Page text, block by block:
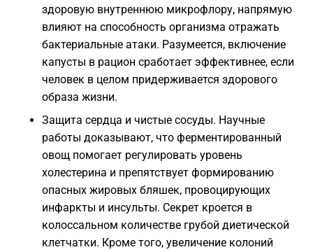
здоровую внутреннюю микрофлору, напрямую
влияют на способность организма отражать
бактериальные атаки. Разумеется, включение
капусты в рацион сработает эффективнее, если
человек в целом придерживается здорового
образа жизни.
Защита сердца и чистые сосуды. Научные
работы доказывают, что ферментированный
овощ помогает регулировать уровень
холестерина и препятствует формированию
опасных жировых бляшек, провоцирующих
инфаркты и инсульты. Секрет кроется в
колоссальном количестве грубой диетической
клетчатки. Кроме того, увеличение колоний